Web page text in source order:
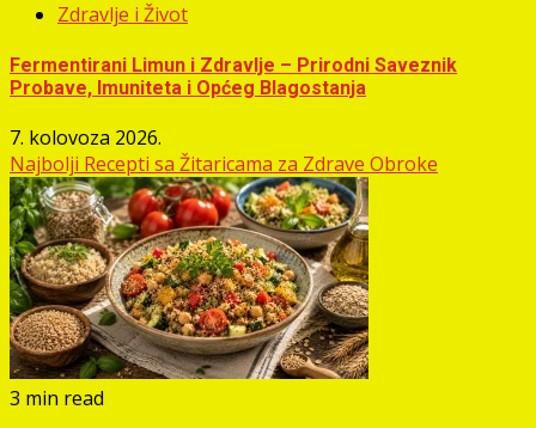
Zdravlje i Život
Fermentirani Limun i Zdravlje – Prirodni Saveznik
Probave, Imuniteta i Općeg Blagostanja
7. kolovoza 2026.
Najbolji Recepti sa Žitaricama za Zdrave Obroke
3 min read